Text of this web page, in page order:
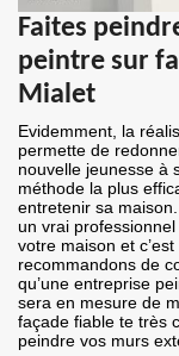
Faites
peintre sur
Mialet
Evidemment, la
permette de
nouvelle jeunesse à
méthode la plus
entretenir sa
un vrai
votre maison et
recommandons de
qu’une entreprise
sera en mesure de
façade fiable te très
peindre vos murs